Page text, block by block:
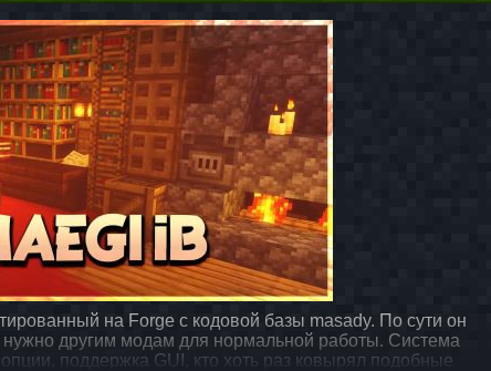
на Forge с кодовой базы masady. По сути он
нужно другим модам для нормальной работы. Система
поддержка GUI, кто хоть раз ковырял подобные